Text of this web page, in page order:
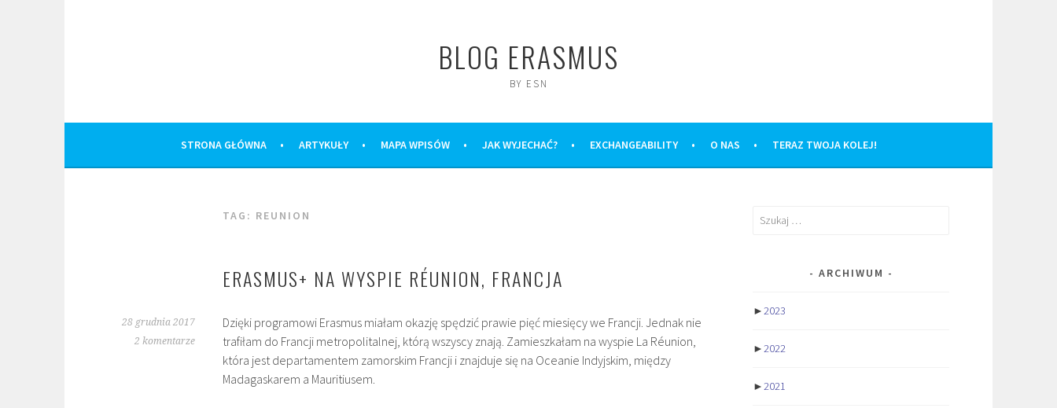
BLOG ERASMUS
BY ESN
STRONA GŁÓWNA ARTYKUŁY MAPA WPISÓW JAK WYJECHAĆ? EXCHANGEABILITY O NAS TERAZ TWOJA KOLEJ!
TAG: REUNION
ERASMUS+ NA WYSPIE RÉUNION, FRANCJA
28 grudnia 2017
2 komentarze
Dzięki programowi Erasmus miałam okazję spędzić prawie pięć miesięcy we Francji. Jednak nie
trafiłam do Francji metropolitalnej, którą wszyscy znają. Zamieszkałam na wyspie La Réunion,
która jest departamentem zamorskim Francji i znajduje się na Oceanie Indyjskim, między
Madagaskarem a Mauritiusem.
Szukaj:
ARCHIWUM
►2023
►2022
►2021